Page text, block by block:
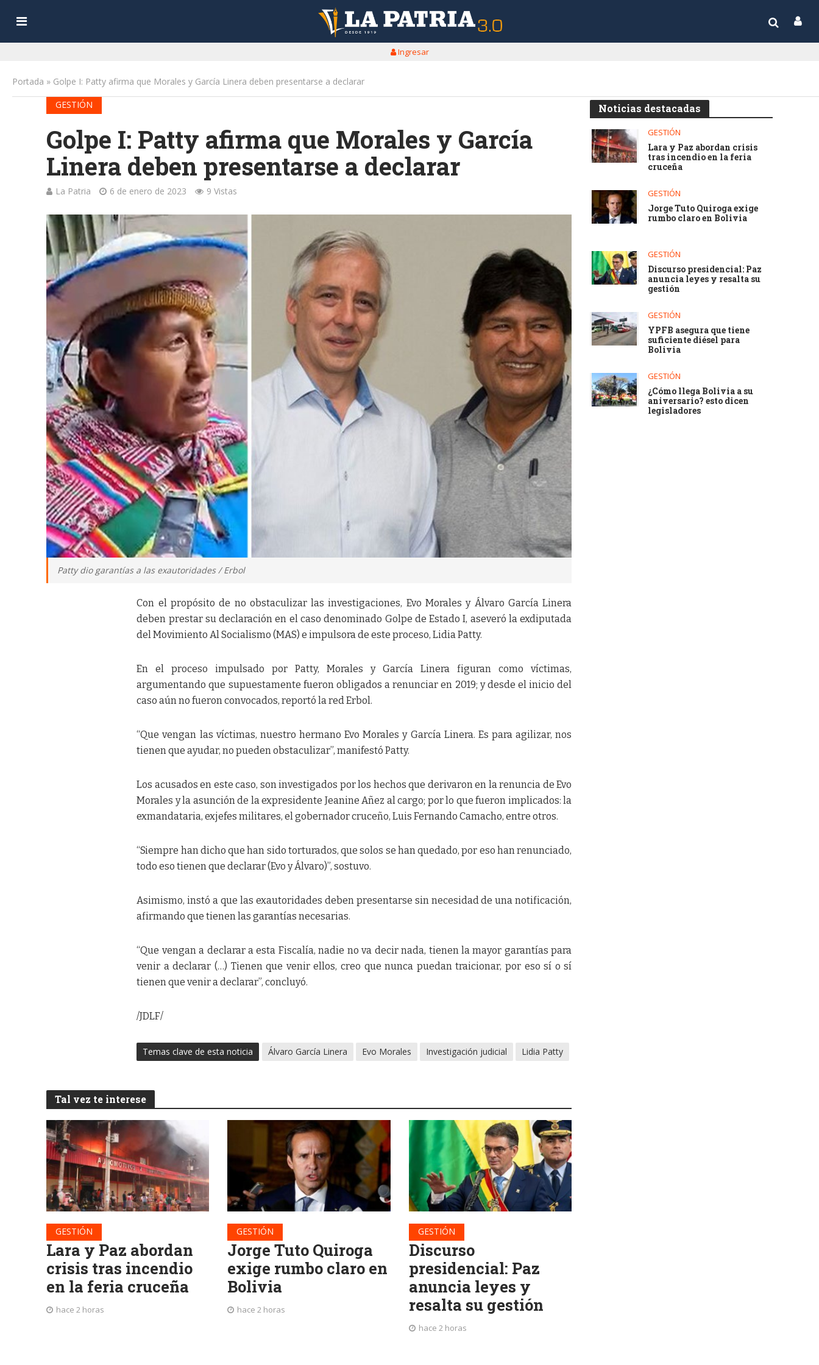
Ingresar
Portada » Golpe I: Patty afirma que Morales y García Linera deben presentarse a declarar
GESTIÓN
Golpe I: Patty afirma que Morales y García
Linera deben presentarse a declarar
La Patria 6 de enero de 2023 9 Vistas
Patty dio garantías a las exautoridades / Erbol
Con el propósito de no obstaculizar las investigaciones, Evo Morales y Álvaro García Linera
deben prestar su declaración en el caso denominado Golpe de Estado I, aseveró la exdiputada
del Movimiento Al Socialismo (MAS) e impulsora de este proceso, Lidia Patty.
En el proceso impulsado por Patty, Morales y García Linera figuran como víctimas,
argumentando que supuestamente fueron obligados a renunciar en 2019; y desde el inicio del
caso aún no fueron convocados, reportó la red Erbol.
“Que vengan las víctimas, nuestro hermano Evo Morales y García Linera. Es para agilizar, nos
tienen que ayudar, no pueden obstaculizar”, manifestó Patty.
Los acusados en este caso, son investigados por los hechos que derivaron en la renuncia de Evo
Morales y la asunción de la expresidente Jeanine Añez al cargo; por lo que fueron implicados: la
exmandataria, exjefes militares, el gobernador cruceño, Luis Fernando Camacho, entre otros.
“Siempre han dicho que han sido torturados, que solos se han quedado, por eso han renunciado,
todo eso tienen que declarar (Evo y Álvaro)”, sostuvo.
Asimismo, instó a que las exautoridades deben presentarse sin necesidad de una notificación,
afirmando que tienen las garantías necesarias.
“Que vengan a declarar a esta Fiscalía, nadie no va decir nada, tienen la mayor garantías para
venir a declarar (…) Tienen que venir ellos, creo que nunca puedan traicionar, por eso sí o sí
tienen que venir a declarar”, concluyó.
/JDLF/
Temas clave de esta noticia Álvaro García Linera Evo Morales Investigación judicial Lidia Patty
Tal vez te interese
GESTIÓN
Lara y Paz abordan
crisis tras incendio
en la feria cruceña
hace 2 horas
GESTIÓN
Jorge Tuto Quiroga
exige rumbo claro en
Bolivia
hace 2 horas
GESTIÓN
Discurso
presidencial: Paz
anuncia leyes y
resalta su gestión
hace 2 horas
Noticias destacadas
GESTIÓN
Lara y Paz abordan crisis
tras incendio en la feria
cruceña
GESTIÓN
Jorge Tuto Quiroga exige
rumbo claro en Bolivia
GESTIÓN
Discurso presidencial: Paz
anuncia leyes y resalta su
gestión
GESTIÓN
YPFB asegura que tiene
suficiente diésel para
Bolivia
GESTIÓN
¿Cómo llega Bolivia a su
aniversario? esto dicen
legisladores